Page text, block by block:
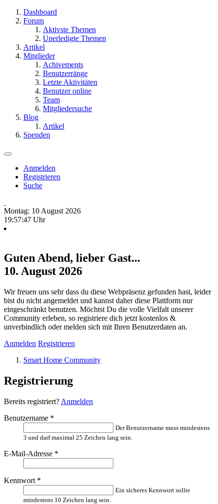
Dashboard
Forum
Aktivste Themen
Unerledigte Themen
Artikel
Mitglieder
Achivements
Benutzerränge
Letzte Aktivitäten
Benutzer online
Team
Mitgliedersuche
Blog
Artikel
Spenden
Anmelden
Registrieren
Suche
Montag: 10 August 2026
19:57:47 Uhr
Guten Abend, lieber Gast...
10. August 2026
Wir freuen uns sehr dass du diese Webpräsenz gefunden hast, leider
bist du nicht angemeldet und kannst daher diese Plattform nur
eingeschränkt benutzen. Möchtst Du die volle Vielfalt unserer
Community erleben, so registriere dich jetzt kostenlos &
unverbindlich oder melden sich mit Ihren Benutzerdaten an.
Anmelden Registrieren
Smart Home Community
Registrierung
Bereits registriert? Anmelden
Benutzername *
Der Benutzername muss mindestens
3 und darf maximal 25 Zeichen lang sein.
E-Mail-Adresse *
Kennwort *
Ein sicheres Kennwort sollte
mindestens 10 Zeichen lang sein.